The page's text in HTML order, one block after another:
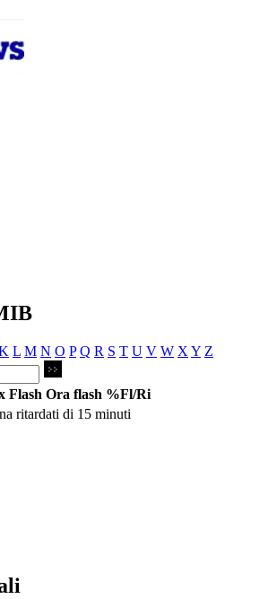
L M N O P Q R S T U V W X Y Z
Flash Ora flash %Fl/Ri
ritardati di 15 minuti